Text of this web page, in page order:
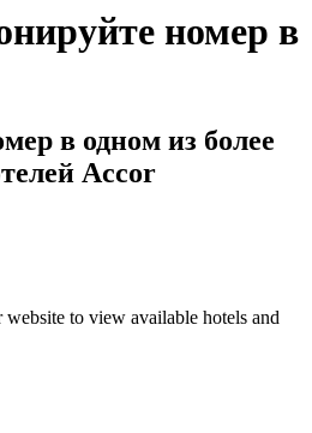
номер в
в одном из более
Accor
to view available hotels and